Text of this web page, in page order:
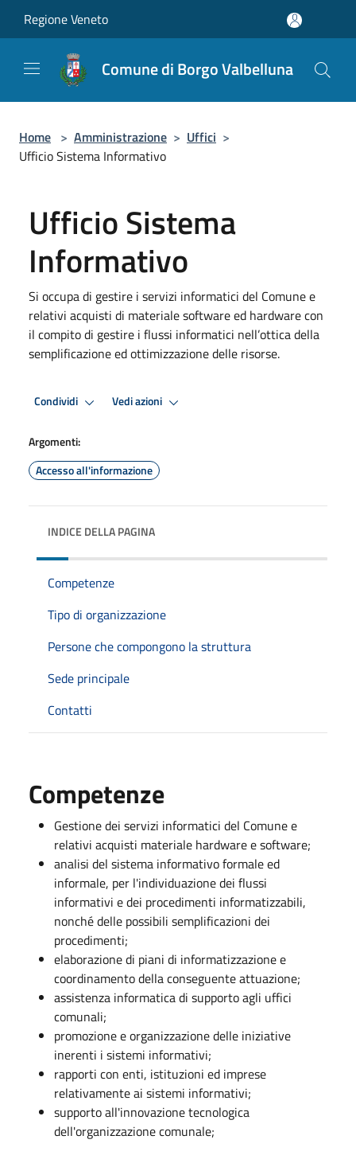
Regione Veneto
Comune di Borgo Valbelluna
Home > Amministrazione > Uffici >
Ufficio Sistema Informativo
Ufficio Sistema
Informativo
Si occupa di gestire i servizi informatici del Comune e
relativi acquisti di materiale software ed hardware con
il compito di gestire i flussi informatici nell’ottica della
semplificazione ed ottimizzazione delle risorse.
Condividi Vedi azioni
Argomenti:
Accesso all'informazione
INDICE DELLA PAGINA
Competenze
Tipo di organizzazione
Persone che compongono la struttura
Sede principale
Contatti
Competenze
Gestione dei servizi informatici del Comune e
relativi acquisti materiale hardware e software;
analisi del sistema informativo formale ed
informale, per l'individuazione dei flussi
informativi e dei procedimenti informatizzabili,
nonché delle possibili semplificazioni dei
procedimenti;
elaborazione di piani di informatizzazione e
coordinamento della conseguente attuazione;
assistenza informatica di supporto agli uffici
comunali;
promozione e organizzazione delle iniziative
inerenti i sistemi informativi;
rapporti con enti, istituzioni ed imprese
relativamente ai sistemi informativi;
supporto all'innovazione tecnologica
dell'organizzazione comunale;